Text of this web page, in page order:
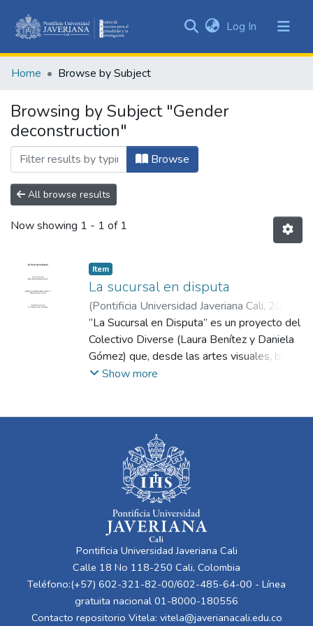
&
All of DSpace
Log In (current)
Home Browse by Subject
Browsing by Subject "Gender
deconstruction"
Browse
All browse results
Now showing 1 - 1 of 1
Item
La sucursal en disputa
(Pontificia Universidad Javeriana Cali, 2021
Benítez, Laura; Gómez Ramírez, Daniela;
López Velásquez, Luz Adriana
“La Sucursal en Disputa” es un proyecto del
Colectivo Diverse (Laura Benítez y Daniela
Gómez) que, desde las artes visuales, busca
visibilizar y reflexionar sobre la diversidad
cultura queer de Nueva York— como
espacio artístico, educativo y seguro donde
se cuestionan los roles de género y se
promueve la inclusión. A partir de referentes
como Simone de Beauvoir, Judith Butler,
Guerrilla Girls y el documental Paris is
Burning, el proyecto propone romper con
los estereotipos binarios y crear comunidad
a través del arte, el performance, la moda y
el baile. El evento, realizado en Río Studio,
reunió participantes de distintas identidades
Show more
Pontificia Universidad Javeriana Cali
Calle 18 No 118-250 Cali, Colombia
Teléfono:(+57) 602-321-82-00/602-485-64-00 - Línea
gratuita nacional 01-8000-180556
Contacto repositorio Vitela: vitela@javerianacali.edu.co